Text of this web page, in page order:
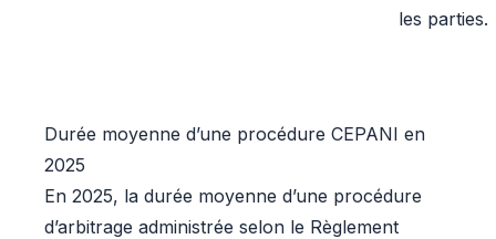
les parties.
Durée moyenne d’une procédure CEPANI en
2025
En 2025, la durée moyenne d’une procédure
d’arbitrage administrée selon le Règlement